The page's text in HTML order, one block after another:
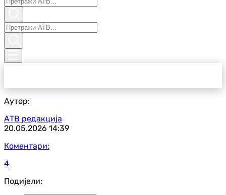
Аутор:
АТВ редакција
20.05.2026 14:39
Коментари:
4
Подијели: